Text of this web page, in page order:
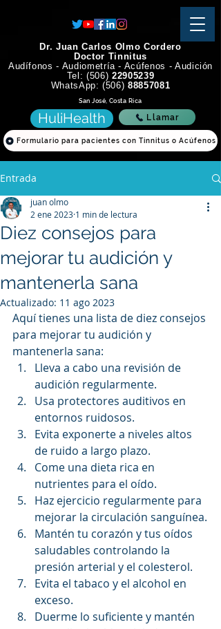
Dr. Juan Carlos Olmo Cordero
Doctor Tinnitus
Audífonos - Audiometría - Acúfenos - Audición
Tel: (506) 22905239
WhatsApp: (506)88857081
San José, Costa Rica
HuliHealth Llamar
Formulario para pacientes con Tinnitus o Acúfenos
Entrada
Diez consejos para
mejorar tu audición y
mantenerla sana
juan olmo
2 ene 2023 1 min de lectura
Actualizado: 11 ago 2023
Aquí tienes una lista de diez consejos
para mejorar tu audición y
mantenerla sana:
Lleva a cabo una revisión de
audición regularmente.
Usa protectores auditivos en
entornos ruidosos.
Evita exponerte a niveles altos
de ruido a largo plazo.
Come una dieta rica en
nutrientes para el oído.
Haz ejercicio regularmente para
mejorar la circulación sanguínea.
Mantén tu corazón y tus oídos
saludables controlando la
presión arterial y el colesterol.
Evita el tabaco y el alcohol en
exceso.
Duerme lo suficiente y mantén